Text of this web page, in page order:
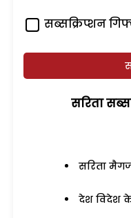
सब्सक्रिप्शन
सरिता
सरिता
देश विदेश